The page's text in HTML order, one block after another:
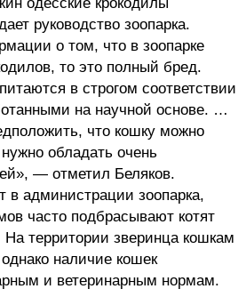
руководство зоопарка.
о том, что в зоопарке
то это полный бред.
в строгом соответствии
на научной основе. …
что кошку можно
обладать очень
— отметил Беляков.
в администрации зоопарка,
часто подбрасывают котят
На территории зверинца кошкам
наличие кошек
и ветеринарным нормам.